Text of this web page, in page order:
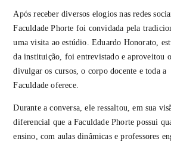
Após receber diversos elogios nas redes
Faculdade Phorte foi convidada pela
uma visita ao estúdio. Eduardo Honorato,
da instituição, foi entrevistado e aproveitou
divulgar os cursos, o corpo docente e toda a
Faculdade oferece.
Durante a conversa, ele ressaltou, em sua
diferencial que a Faculdade Phorte possui
ensino, com aulas dinâmicas e professores